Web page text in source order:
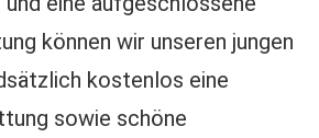
können wir unseren jungen
kostenlos eine
sowie schöne